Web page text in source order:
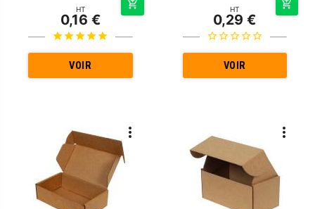
HT
0,16 €
VOIR
HT
0,29 €
VOIR